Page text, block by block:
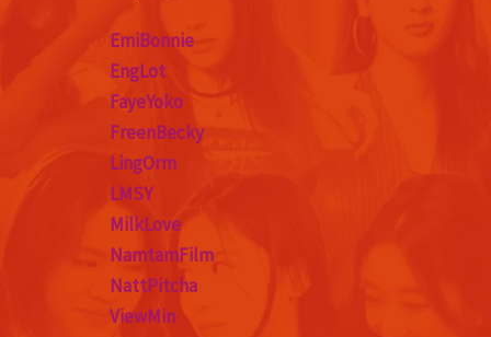
EmiBonnie
EngLot
FayeYoko
FreenBecky
LingOrm
LMSY
MilkLove
NamtamFilm
NattPitcha
ViewMin